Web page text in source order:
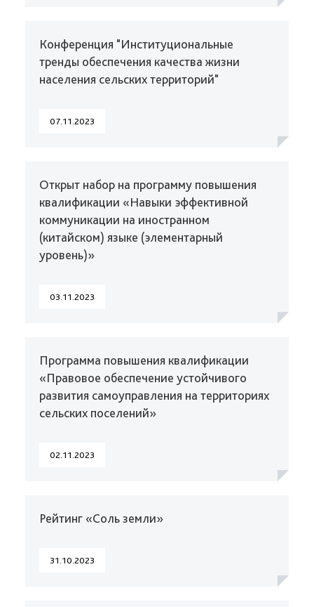
Конференция "Институциональные
тренды обеспечения качества жизни
населения сельских территорий"
07.11.2023
Открыт набор на программу повышения
квалификации «Навыки эффективной
коммуникации на иностранном
(китайском) языке (элементарный
уровень)»
03.11.2023
Программа повышения квалификации
«Правовое обеспечение устойчивого
развития самоуправления на территориях
сельских поселений»
02.11.2023
Рейтинг «Соль земли»
31.10.2023